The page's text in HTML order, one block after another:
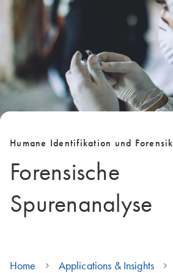
Humane Identifikation und Forensik
Forensische
Spurenanalyse
Home
Applications & Insights